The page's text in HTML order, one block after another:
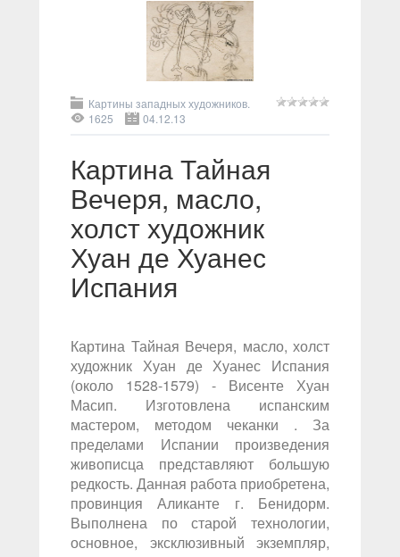
Картины западных художников.
1625
04.12.13
Картина Тайная
Вечеря, масло,
холст художник
Хуан де Хуанес
Испания
Картина Тайная Вечеря, масло, холст
художник Хуан де Хуанес Испания
(около 1528-1579) - Висенте Хуан
Масип. Изготовлена испанским
мастером, методом чеканки . За
пределами Испании произведения
живописца представляют большую
редкость. Данная работа приобретена,
провинция Аликанте г. Бенидорм.
Выполнена по старой технологии,
основное, эксклюзивный экземпляр,